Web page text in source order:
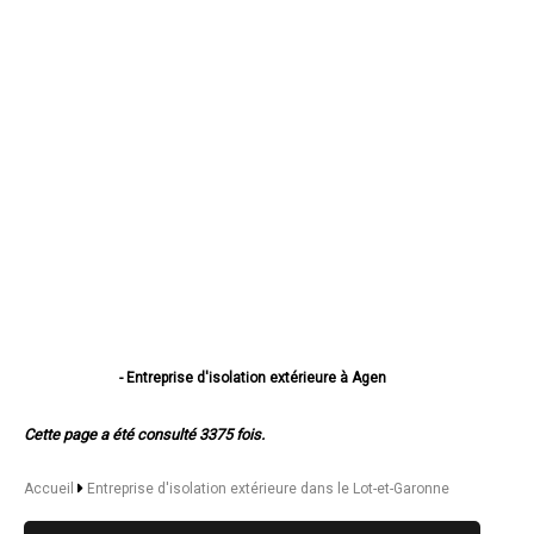
- Entreprise d'isolation extérieure à Agen
- Entreprise d'isolation extérieure à Le Passage
- Entreprise d'isolation extérieure à Nérac
Cette page a été consulté 3375 fois.
Accueil Entreprise d'isolation extérieure dans le Lot-et-Garonne